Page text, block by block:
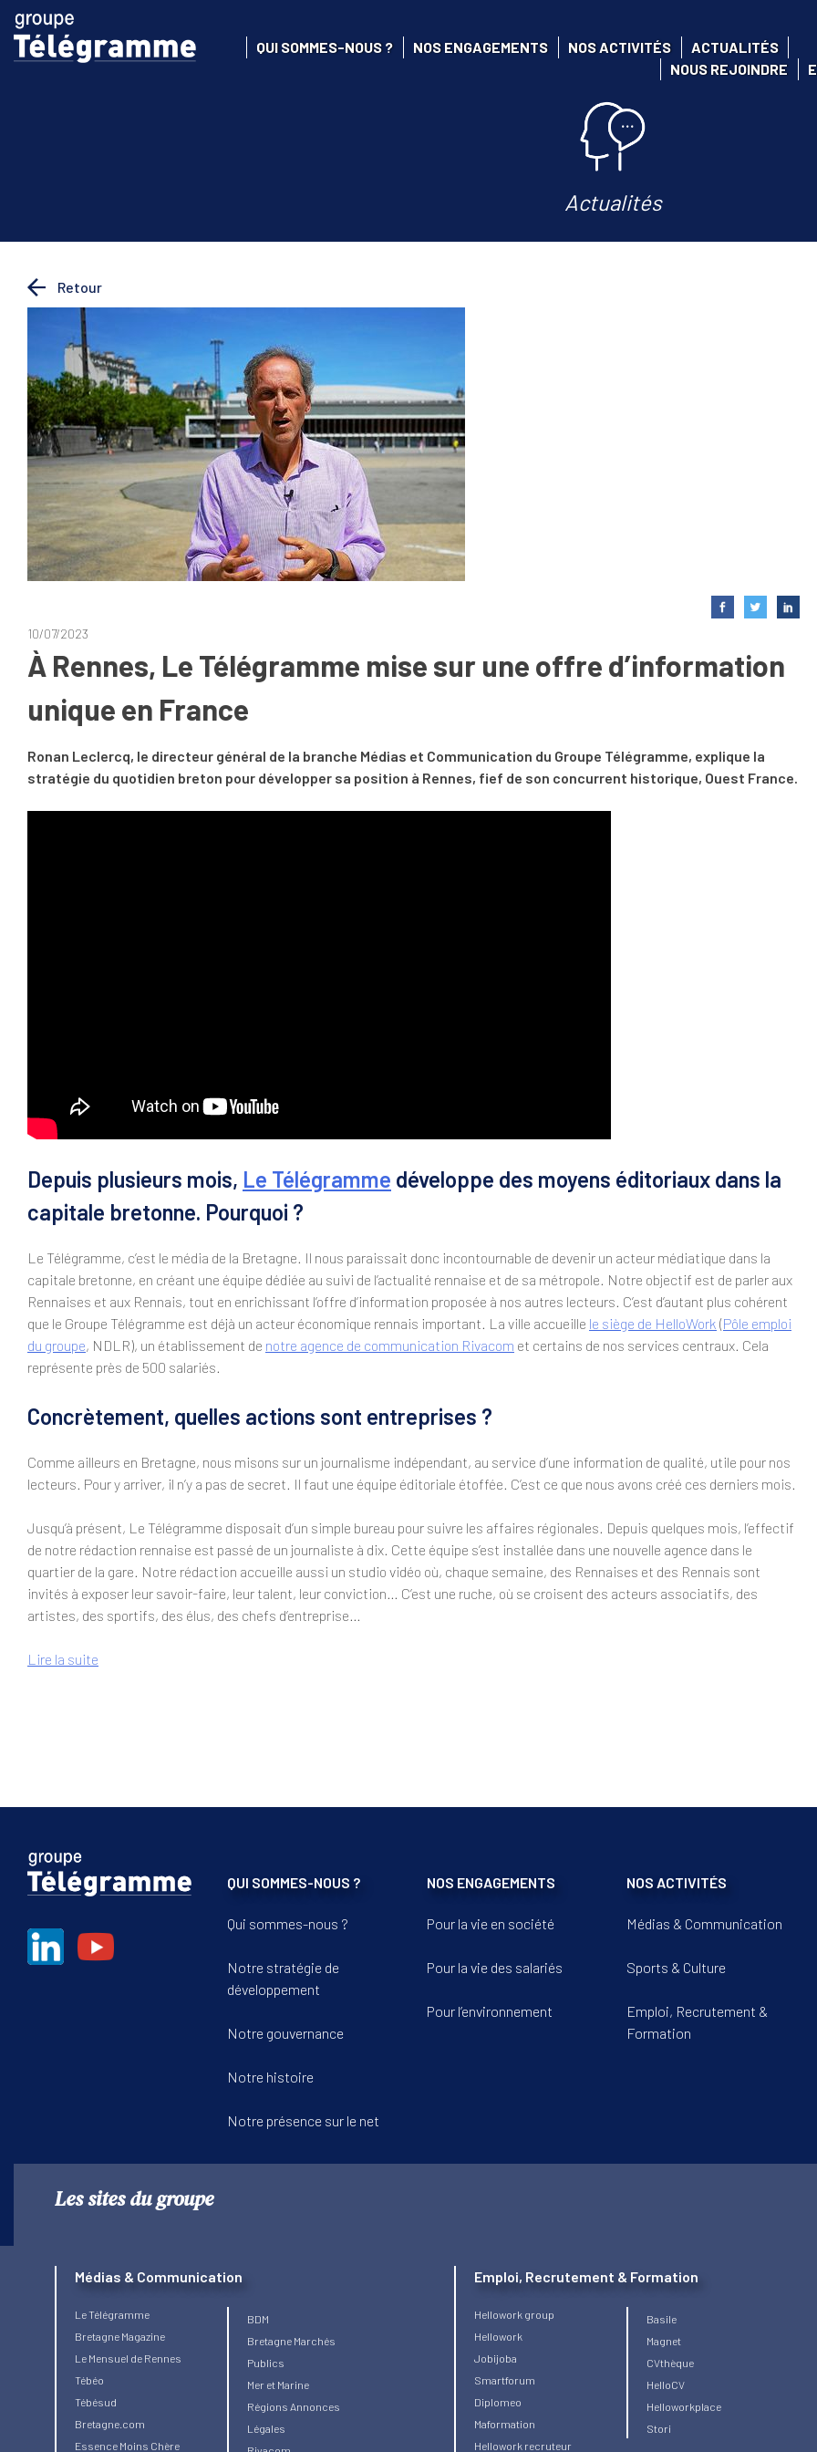
QUI SOMMES-NOUS ? NOS ENGAGEMENTS NOS ACTIVITÉS
ACTUALITÉS
NOUS REJOINDRE
Actualités
Retour
10/07/2023
À Rennes, Le Télégramme mise sur une offre d’information
unique en France
Ronan Leclercq, le directeur général de la branche Médias et Communication du Groupe Télégramme, explique la
stratégie du quotidien breton pour développer sa position à Rennes, fief de son concurrent historique, Ouest France.
Depuis plusieurs mois, Le Télégramme développe des moyens éditoriaux dans la
capitale bretonne. Pourquoi ?
Le Télégramme, c’est le média de la Bretagne. Il nous paraissait donc incontournable de devenir un acteur médiatique dans la
capitale bretonne, en créant une équipe dédiée au suivi de l’actualité rennaise et de sa métropole. Notre objectif est de parler aux
Rennaises et aux Rennais, tout en enrichissant l’offre d’information proposée à nos autres lecteurs. C’est d’autant plus cohérent
que le Groupe Télégramme est déjà un acteur économique rennais important. La ville accueille le siège de HelloWork (Pôle emploi
du groupe, NDLR), un établissement de notre agence de communication Rivacom et certains de nos services centraux. Cela
représente près de 500 salariés.
Concrètement, quelles actions sont entreprises ?
Comme ailleurs en Bretagne, nous misons sur un journalisme indépendant, au service d’une information de qualité, utile pour nos
lecteurs. Pour y arriver, il n’y a pas de secret. Il faut une équipe éditoriale étoffée. C’est ce que nous avons créé ces derniers mois.
Jusqu’à présent, Le Télégramme disposait d’un simple bureau pour suivre les affaires régionales. Depuis quelques mois, l’effectif
de notre rédaction rennaise est passé de un journaliste à dix. Cette équipe s’est installée dans une nouvelle agence dans le
quartier de la gare. Notre rédaction accueille aussi un studio vidéo où, chaque semaine, des Rennaises et des Rennais sont
invités à exposer leur savoir-faire, leur talent, leur conviction… C’est une ruche, où se croisent des acteurs associatifs, des
artistes, des sportifs, des élus, des chefs d’entreprise…
Lire la suite
QUI SOMMES-NOUS ?
Qui sommes-nous ?
Notre stratégie de
développement
Notre gouvernance
Notre histoire
Notre présence sur le net
NOS ENGAGEMENTS
Pour la vie en société
Pour la vie des salariés
Pour l’environnement
NOS ACTIVITÉS
Médias & Communication
Sports & Culture
Emploi, Recrutement &
Formation
Les sites du groupe
Médias & Communication
Le Télégramme
Bretagne Magazine
Le Mensuel de Rennes
Tébéo
Tébésud
Bretagne.com
Essence Moins Chère
BDM
Bretagne Marchés
Publics
Mer et Marine
Régions Annonces
Légales
Emploi, Recrutement & Formation
Hellowork group
Hellowork
Jobijoba
Smartforum
Diplomeo
Maformation
Hellowork recruteur
Basile
Magnet
CVthèque
HelloCV
Helloworkplace
Stori